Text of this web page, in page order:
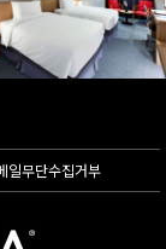
일무단수집거부